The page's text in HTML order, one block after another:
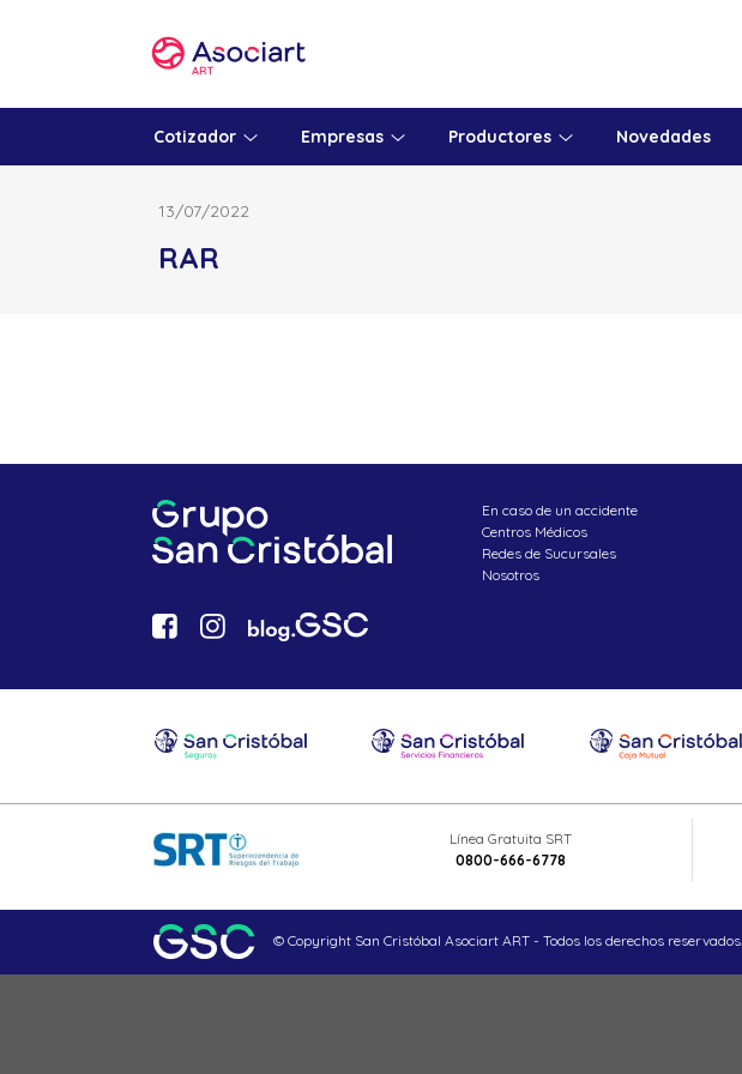
Cotizador Empresas Productores Novedades
13/07/2022
RAR
En caso de un accidente
Centros Médicos
Redes de Sucursales
Nosotros
Línea Gratuita SRT
0800-666-6778
© Copyright San Cristóbal Asociart ART - Todos los derechos reservados.